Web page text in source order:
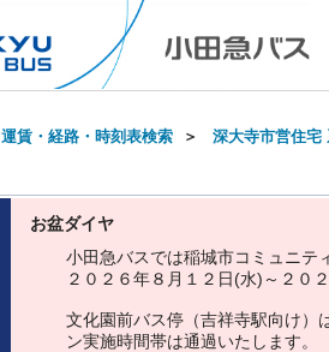
運賃・経路・時刻表検索 ＞ 深大寺市営住宅
お盆ダイヤ
小田急バスでは稲城市コ ミ ュ ニテ
２ ０ ２ ６年８ 月 １ ２ 日(水) ～ ２ ０ ２
文化園前バス停 （吉祥寺駅向け）
ン実施時間帯は通過いた し ます。